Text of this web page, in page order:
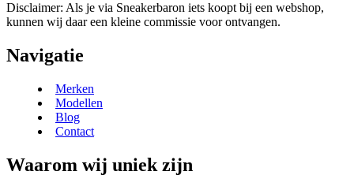
Disclaimer: Als je via Sneakerbaron iets koopt bij een webshop,
kunnen wij daar een kleine commissie voor ontvangen.
Navigatie
Merken
Modellen
Blog
Contact
Waarom wij uniek zijn